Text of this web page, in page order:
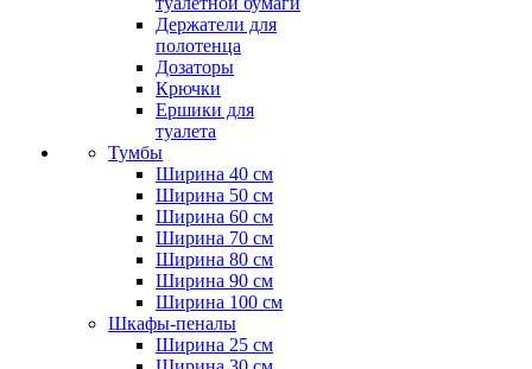
Держатели для
полотенца
Дозаторы
Крючки
Ершики для
туалета
Тумбы
Ширина 40 см
Ширина 50 см
Ширина 60 см
Ширина 70 см
Ширина 80 см
Ширина 90 см
Ширина 100 см
Шкафы-пеналы
Ширина 25 см